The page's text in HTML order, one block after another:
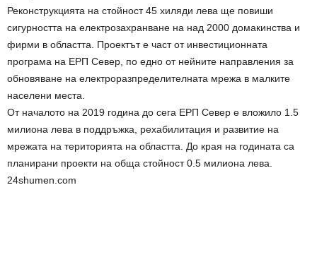
Реконструкцията на стойност 45 хиляди лева ще повиши
сигурността на електрозахранване на над 2000 домакинства и
фирми в областта. Проектът е част от инвестиционната
програма на ЕРП Север, по едно от нейните направления за
обновяване на електроразпределителната мрежа в малките
населени места.
От началото на 2019 година до сега ЕРП Север е вложило 1.5
милиона лева в поддръжка, рехабилитация и развитие на
мрежата на територията на областта. До края на годината са
планирани проекти на обща стойност 0.5 милиона лева.
24shumen.com